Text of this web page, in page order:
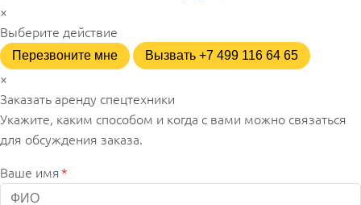
×
Выберите действие
Перезвоните мне Вызвать +7 499 116 64 65
×
Заказать аренду спецтехники
Укажите, каким способом и когда с вами можно связаться
для обсуждения заказа.
Ваше имя*